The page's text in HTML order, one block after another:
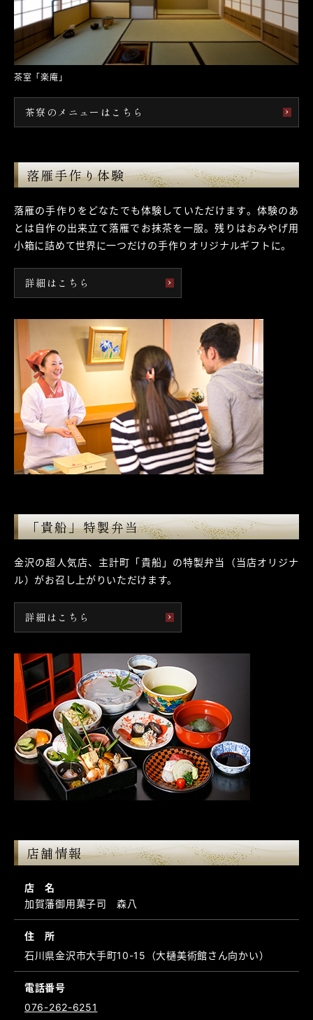
茶室「楽庵」
茶寮のメニューはこちら
落雁手作り体験
落雁の手作りをどなたでも体験していただけます。 体験のあ
とは自作の出来立て落雁でお抹茶を一服。残りはおみやげ用
小箱に詰めて世界に一つだけの手作りオリジナルギフトに。
詳細はこちら
「貴船」特製弁当
金沢の超人気店、主計町「貴船」の特製弁当
（当店オリジナ
ル）がお召し上がりいただけます。
詳細はこちら
店舗情報
店 名
加賀藩御用菓子司 森八
住 所
石川県金沢市大手町10-15（大樋美術館さん向かい）
電話番号
076-262-6251